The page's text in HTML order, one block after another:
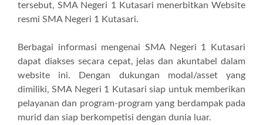
tersebut, SMA Negeri 1 Kutasari menerbitkan Website
resmi SMA Negeri 1 Kutasari.
Berbagai informasi mengenai SMA Negeri 1 Kutasari
dapat diakses secara cepat, jelas dan akuntabel dalam
website ini. Dengan dukungan modal/asset yang
dimiliki, SMA Negeri 1 Kutasari siap untuk memberikan
pelayanan dan program-program yang berdampak pada
murid dan siap berkompetisi dengan dunia luar.